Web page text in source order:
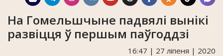
На Гомельшчыне падвялі вынікі
развіцця ў першым паўгоддзі
16:47 | 27 ліпеня | 2020